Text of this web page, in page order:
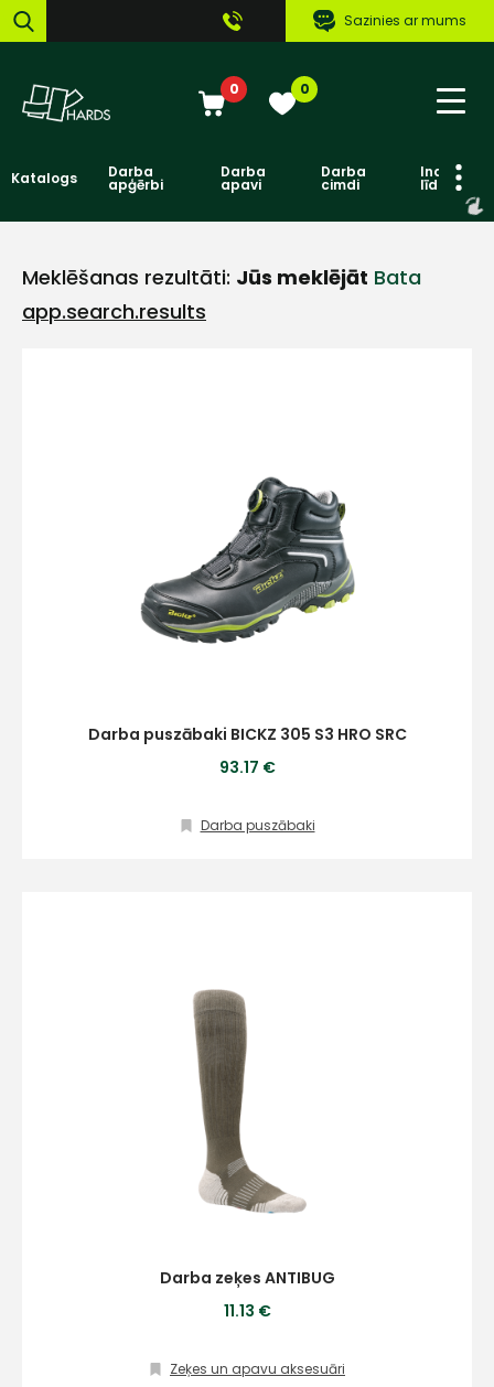
Sazinies ar mums
0 0
Katalogs Darba
apģērbi
Darba
apavi
Darba
cimdi līdzekļi
Meklēšanas rezultāti: Jūs meklējāt Bata
app.search.results
Darba puszābaki BICKZ 305 S3 HRO SRC
93.17 €
Darba puszābaki
Darba zeķes ANTIBUG
11.13 €
Zeķes un apavu aksesuāri